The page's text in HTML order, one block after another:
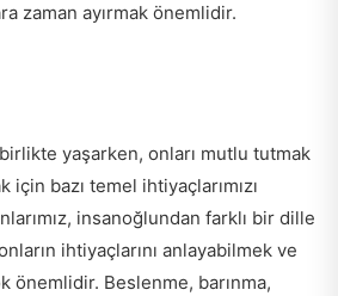
zaman ayırmak önemlidir.
birlikte yaşarken, onları mutlu tutmak
için bazı temel ihtiyaçlarımızı
insanoğlundan farklı bir dille
ihtiyaçlarını anlayabilmek ve
önemlidir. Beslenme, barınma,